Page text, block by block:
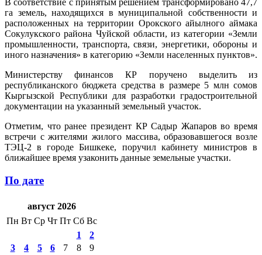
га земель, находящихся в муниципальной собственности и
расположенных на территории Орокского айылного аймака
Сокулукского района Чуйской области, из категории «Земли
промышленности, транспорта, связи, энергетики, обороны и
иного назначения» в категорию «Земли населенных пунктов».
Министерству финансов КР поручено выделить из
республиканского бюджета средства в размере 5 млн сомов
Кыргызской Республики для разработки градостроительной
документации на указанный земельный участок.
Отметим, что ранее президент КР Садыр Жапаров во время
встречи с жителями жилого массива, образовавшегося возле
ТЭЦ-2 в городе Бишкеке, поручил кабинету министров в
ближайшее время узаконить данные земельные участки.
По дате
август 2026
Пн Вт Ср Чт Пт Сб Вс
1
2
3
4 5 6 7 8
9